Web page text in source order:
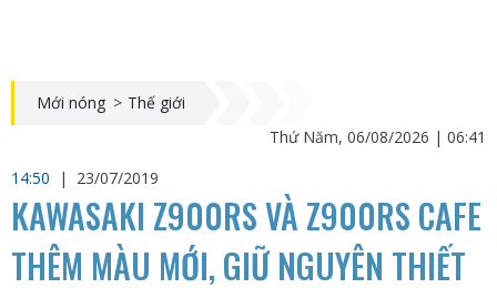
Mới nóng > Thế giới
Thứ Năm, 06/08/2026 | 06:41
14:50
| 23/07/2019
KAWASAKI Z900RS VÀ Z900RS CAFE
THÊM MÀU MỚI, GIỮ NGUYÊN THIẾT